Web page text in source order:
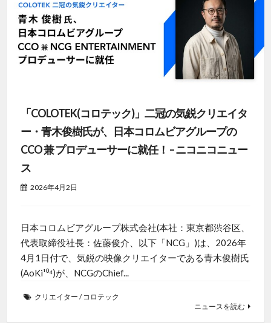
「COLOTEK(コロテック)」二冠の気鋭クリエイタ
ー・青木俊樹氏が、日本コロムビアグループの
CCO 兼 プロデューサーに就任！ – ニコニコニュー
ス
2026年4月2日
日本コロムビアグループ株式会社(本社：東京都渋谷区、
代表取締役社長：佐藤俊介、以下「NCG」)は、2026年
4月1日付で、気鋭の映像クリエイターである青木俊樹氏
(AoKi¹⁰⁴)が、NCGのChief...
クリエイター / コロテック
ニュースを読む